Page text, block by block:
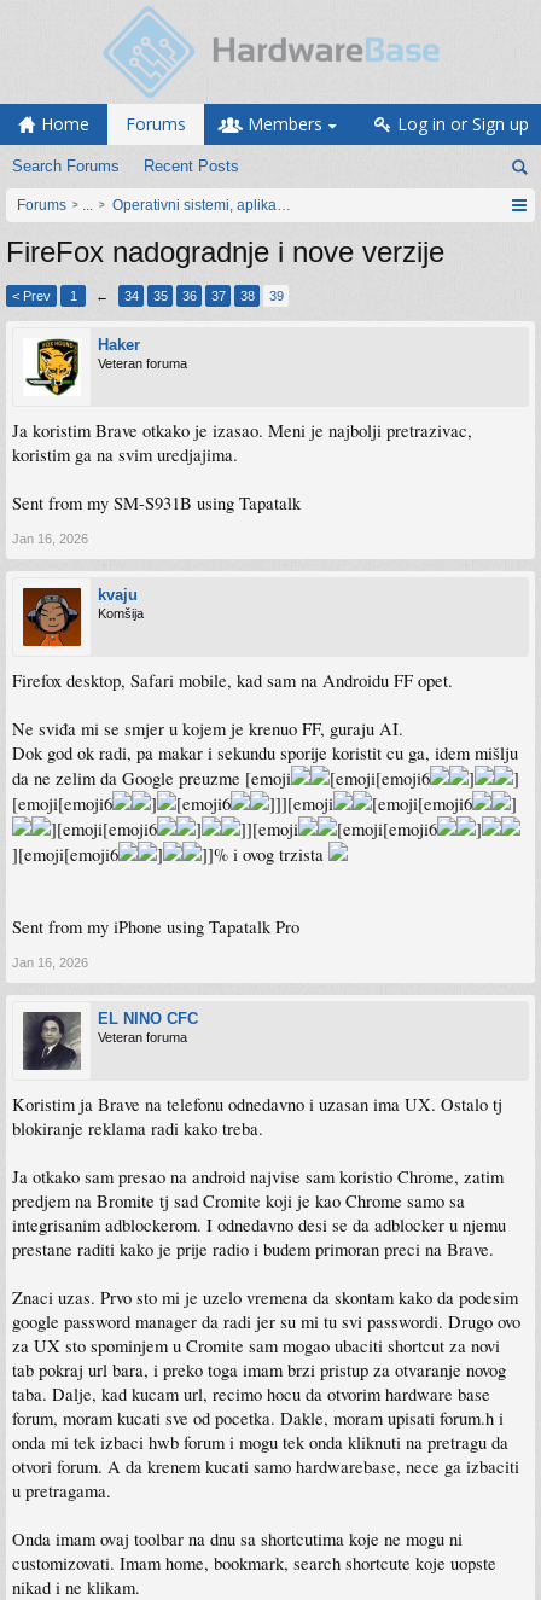
Home Forums
Search Forums Recent Posts
Members Log in or Sign up
Forums ... Operativni sistemi, aplikacije i programiranje
FireFox nadogradnje i nove verzije
< Prev 1 ← 34 35 36 37 38 39
Haker
Veteran foruma
Ja koristim Brave otkako je izasao. Meni je najbolji pretrazivac,
koristim ga na svim uredjajima.
Sent from my SM-S931B using Tapatalk
Jan 16, 2026
kvaju
Komšija
Firefox desktop, Safari mobile, kad sam na Androidu FF opet.
Ne sviđa mi se smjer u kojem je krenuo FF, guraju AI.
Dok god ok radi, pa makar i sekundu sporije koristit cu ga, idem mišlju
da ne zelim da Google preuzme [emoji
[emoji[emoji6 ]
]
[emoji[emoji6
] [emoji6 ]]][emoji [emoji[emoji6
]
][emoji[emoji6
] ]][emoji [emoji[emoji6
]
][emoji[emoji6
] ]]% i ovog trzista
Sent from my iPhone using Tapatalk Pro
Jan 16, 2026
EL NINO CFC
Veteran foruma
Koristim ja Brave na telefonu odnedavno i uzasan ima UX. Ostalo tj
blokiranje reklama radi kako treba.
Ja otkako sam presao na android najvise sam koristio Chrome, zatim
predjem na Bromite tj sad Cromite koji je kao Chrome samo sa
integrisanim adblockerom. I odnedavno desi se da adblocker u njemu
prestane raditi kako je prije radio i budem primoran preci na Brave.
Znaci uzas. Prvo sto mi je uzelo vremena da skontam kako da podesim
google password manager da radi jer su mi tu svi passwordi. Drugo ovo
za UX sto spominjem u Cromite sam mogao ubaciti shortcut za novi
tab pokraj url bara, i preko toga imam brzi pristup za otvaranje novog
taba. Dalje, kad kucam url, recimo hocu da otvorim hardware base
forum, moram kucati sve od pocetka. Dakle, moram upisati forum.h i
onda mi tek izbaci hwb forum i mogu tek onda kliknuti na pretragu da
otvori forum. A da krenem kucati samo hardwarebase, nece ga izbaciti
u pretragama.
Onda imam ovaj toolbar na dnu sa shortcutima koje ne mogu ni
customizovati. Imam home, bookmark, search shortcute koje uopste
nikad i ne klikam.